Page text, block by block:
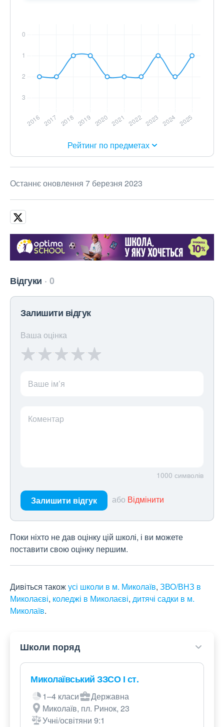
Рейтинг по предметах
Останнє оновлення 7 березня 2023
Відгуки 0
Залишити відгук
Ваша оцінка
Ваше ім’я
Коментар
1000 символів
Залишити відгук або Відмінити
Поки ніхто не дав оцінку цій школі, і ви можете
поставити свою оцінку першим.
Дивіться такожусі школи в м. Миколаїв, ЗВО/ВНЗ в
Миколаєві, коледжі в Миколаєві, дитячі садки в м.
Миколаїв.
Школи поряд
Миколаївський ЗЗСО І ст.
1–4 класи
Державна
Миколаїв, пл. Ринок, 23
Учні/освітяни 9:1